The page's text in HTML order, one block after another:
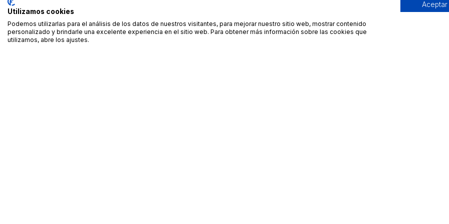
Utilizamos cookies
Podemos utilizarlas para el análisis de los datos de nuestros visitantes, para mejorar nuestro sitio web, mostrar contenido
personalizado y brindarle una excelente experiencia en el sitio web. Para obtener más información sobre las cookies que
utilizamos, abre los ajustes.